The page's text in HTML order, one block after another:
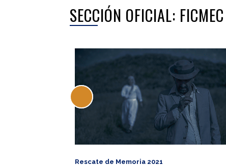
SECCIÓN OFICIAL:
Rescate de Memoria 2021